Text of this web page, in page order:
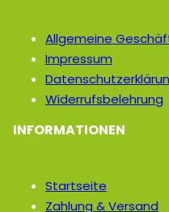
Allgemeine
Impressum
Widerrufsbelehrung
INFORMATIONEN
Startseite
Zahlung & Versand